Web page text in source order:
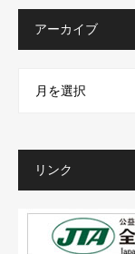
アーカイブ
月を選択
リンク